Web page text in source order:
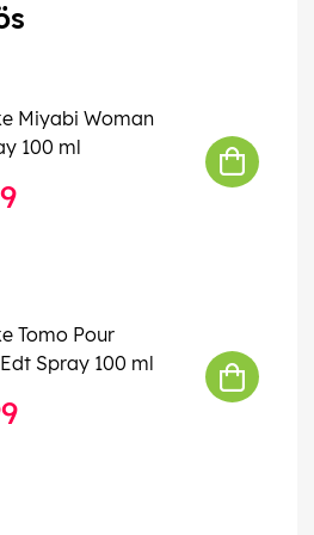
Miyabi Woman
100 ml
Tomo Pour
Spray 100 ml